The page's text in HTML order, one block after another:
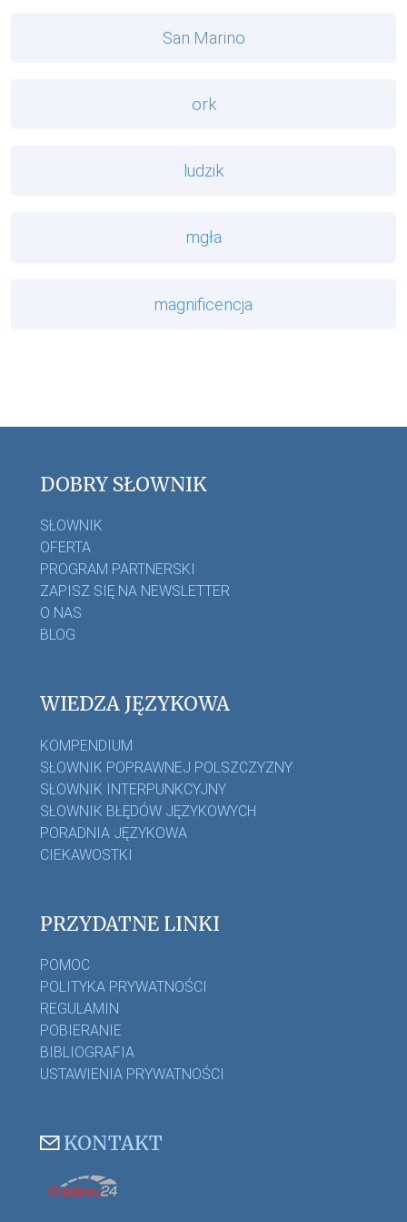
San Marino
ork
ludzik
mgła
magnificencja
DOBRY SŁOWNIK
SŁOWNIK
OFERTA
PROGRAM PARTNERSKI
ZAPISZ SIĘ NA NEWSLETTER
O NAS
BLOG
WIEDZA JĘZYKOWA
KOMPENDIUM
SŁOWNIK POPRAWNEJ POLSZCZYZNY
SŁOWNIK INTERPUNKCYJNY
SŁOWNIK BŁĘDÓW JĘZYKOWYCH
PORADNIA JĘZYKOWA
CIEKAWOSTKI
PRZYDATNE LINKI
POMOC
POLITYKA PRYWATNOŚCI
REGULAMIN
POBIERANIE
BIBLIOGRAFIA
USTAWIENIA PRYWATNOŚCI
KONTAKT